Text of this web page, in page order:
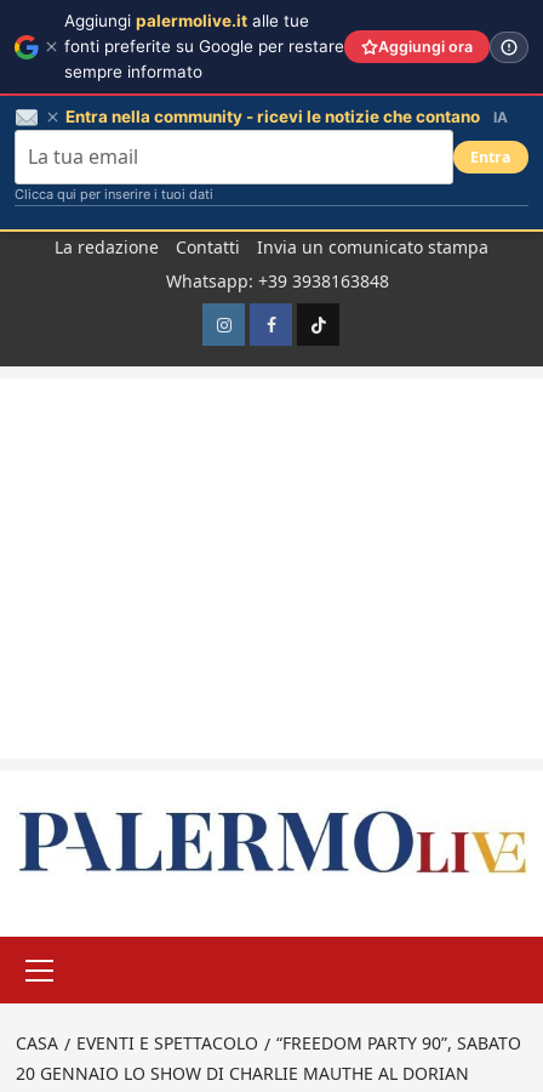
La redazione Contatti
Invia un comunicato stampa
Whatsapp: +39 3938163848
InstagramFacebook
TikTok
principale
CASA EVENTI E SPETTACOLO
“FREEDOM PARTY 90”, SABATO
20 GENNAIO LO SHOW DI CHARLIE MAUTHE AL DORIAN
Aggiungi palermolive.it alle tue
fonti preferite su Google per restare
sempre informato
Aggiungi ora
Entra nella community - ricevi le notizie che contano IA
Entra
Clicca qui per inserire i tuoi dati